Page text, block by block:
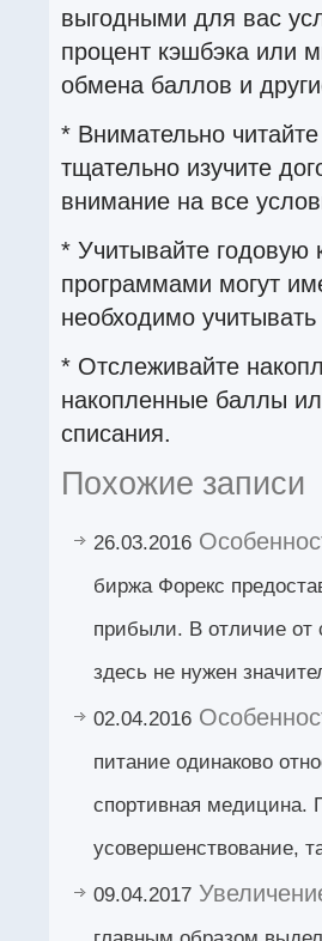
выгодными для вас
процент кэшбэка или
обмена баллов и
* Внимательно
тщательно изучите
внимание на все
* Учитывайте
программами могут
необходимо
* Отслеживайте
накопленные баллы
списания.
Похожие записи
26.03.2016
биржа Форекс
прибыли. В отличие от
здесь не нужен
02.04.2016
питание одинаково
спортивная медицина.
усовершенствование,
09.04.2017